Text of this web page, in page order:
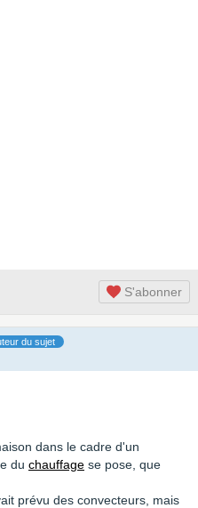
S'abonner
du sujet
dans le cadre d'un
du chauffage se pose, que
prévu des convecteurs, mais